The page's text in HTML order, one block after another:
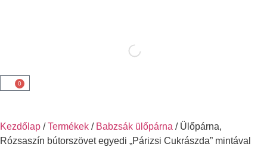
0
Kezdőlap /Termékek / Babzsák ülőpárna / Ülőpárna,
Rózsaszín bútorszövet egyedi „Párizsi Cukrászda” mintával